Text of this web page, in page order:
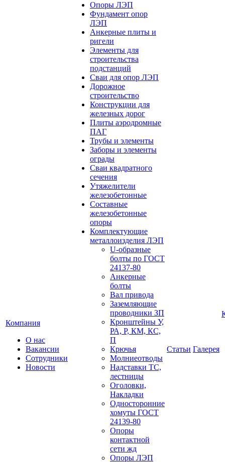
Компания
О нас
Вакансии
Сотрудники
Новости
Опоры ЛЭП
Фундамент опор
ЛЭП
Анкерные плиты и
ригели
Элементы для
строительства
подстанций
Сваи для опор ЛЭП
Дорожное
строительство
Конструкции для
железных дорог
Плиты аэродромные
ПАГ
Трубы и элементы
Заборы и элементы
ограды
Сваи квадратного
сечения
Утяжелители
железобетонные
Составные
железобетонные
опоры
Комплектующие
металлоизделия ЛЭП
U-образные
болты по ГОСТ
24137-80
Анкерные
болты
Вал привода
Заземляющие
проводники ЗП
Кронштейны У,
РА, Р, КМ, КС,
П
Крючья
Молниеотводы
Надставки ТС,
лестницы
Оголовки,
Накладки
Односторонние
хомуты ГОСТ
24139-80
Опоры
контактной
сети жд
Опоры ЛЭП
Статьи Галерея